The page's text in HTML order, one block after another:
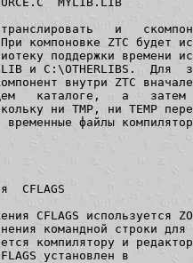
и
При компоновке ZTC будет
поддержки времени
и C:\OTHERLIBS.  Для
внутри ZTC
каталоге,   а   затем
ни TMP, ни TEMP
файлы
CFLAGS
CFLAGS используется
командной строки
компилятору и
установлен в